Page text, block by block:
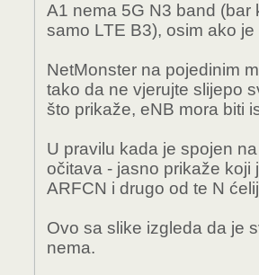
S23 Ultra.
A1 nema 5G N3 band (bar
samo LTE B3), osim ako
NetMonster na pojedinim
tako da ne vjerujte slijepo
što prikaže, eNB mora biti
U pravilu kada je spojen
očitava - jasno prikaže koji
ARFCN i drugo od te N
Ovo sa slike izgleda da je
nema.